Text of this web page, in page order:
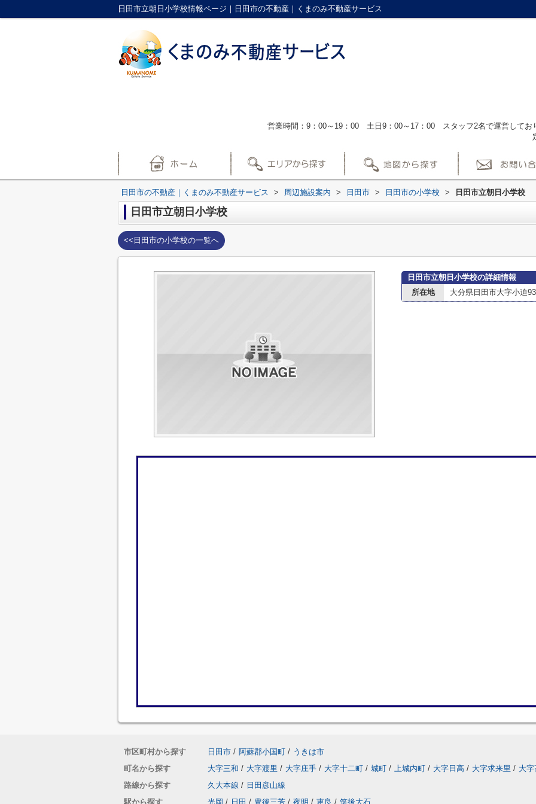
日田市立朝日小学校情報ページ｜日田市の不動産｜くまのみ不動産サービス
営業時間：9：00～19：00 土日9：00～17：00 スタッフ2名で運営してお
日田市の不動産｜くまのみ不動産サービス > 周辺施設案内 > 日田市 > 日田市の小学校 > 日田市立朝日小学校
日田市立朝日小学校
<<日田市の小学校の一覧へ
日田市立朝日小学校の詳細情報
所在地
大分県日田市大字小迫
市区町村から探す 日田市 / 阿蘇郡小国町 / うきは市
町名から探す
大字三和 / 大字渡里 / 大字庄手 / 大字十二町 / 城町 / 上城内町 / 大字日高 / 大字求来里 / 大
路線から探す
久大本線 / 日田彦山線
駅から探す
光岡 / 日田 / 豊後三芳 / 夜明 / 恵良 / 筑後大石